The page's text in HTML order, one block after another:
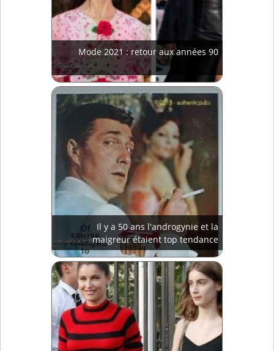
Mode 2021 : retour aux années 90
Il y a 50 ans l'androgynie et la
maigreur étaient top tendance